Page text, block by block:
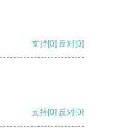
支持[0] 反对[0]
支持[0] 反对[0]